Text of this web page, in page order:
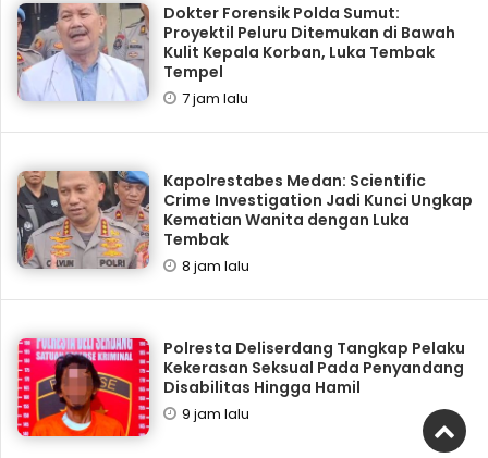
Dokter Forensik Polda Sumut:
Proyektil Peluru Ditemukan di Bawah
Kulit Kepala Korban, Luka Tembak
Tempel
7 jam lalu
Kapolrestabes Medan: Scientific
Crime Investigation Jadi Kunci Ungkap
Kematian Wanita dengan Luka
Tembak
8 jam lalu
Polresta Deliserdang Tangkap Pelaku
Kekerasan Seksual Pada Penyandang
Disabilitas Hingga Hamil
9 jam lalu